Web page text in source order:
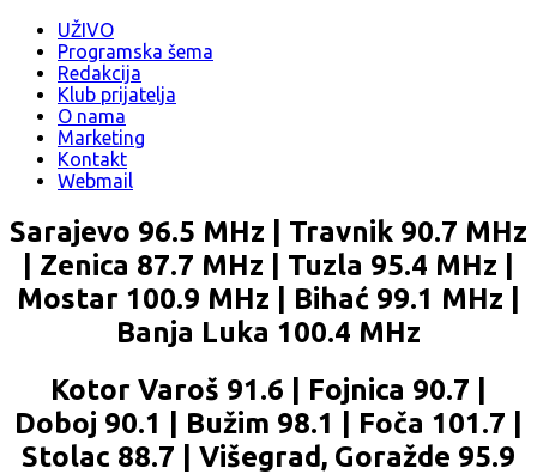
UŽIVO
Programska šema
Redakcija
Klub prijatelja
O nama
Marketing
Kontakt
Webmail
Sarajevo 96.5 MHz | Travnik 90.7 MHz
| Zenica 87.7 MHz | Tuzla 95.4 MHz |
Mostar 100.9 MHz | Bihać 99.1 MHz |
Banja Luka 100.4 MHz
Kotor Varoš 91.6 | Fojnica 90.7 |
Doboj 90.1 | Bužim 98.1 | Foča 101.7 |
Stolac 88.7 | Višegrad, Goražde 95.9